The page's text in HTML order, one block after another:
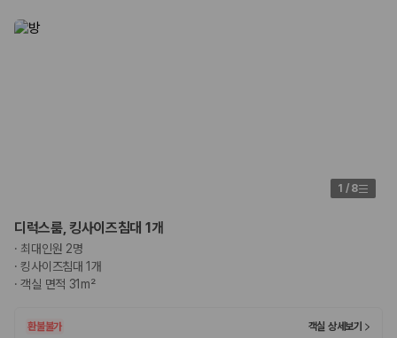
1 / 8
디럭스룸, 킹사이즈침대 1개
· 최대인원 2명
·킹사이즈침대 1개
·객실 면적 31m²
환불불가
객실 상세보기